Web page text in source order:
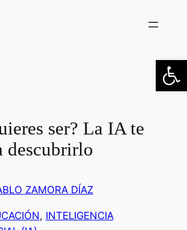
ser? La IA te
descubrirlo
ZAMORA DÍAZ
, INTELIGENCIA
Abrir